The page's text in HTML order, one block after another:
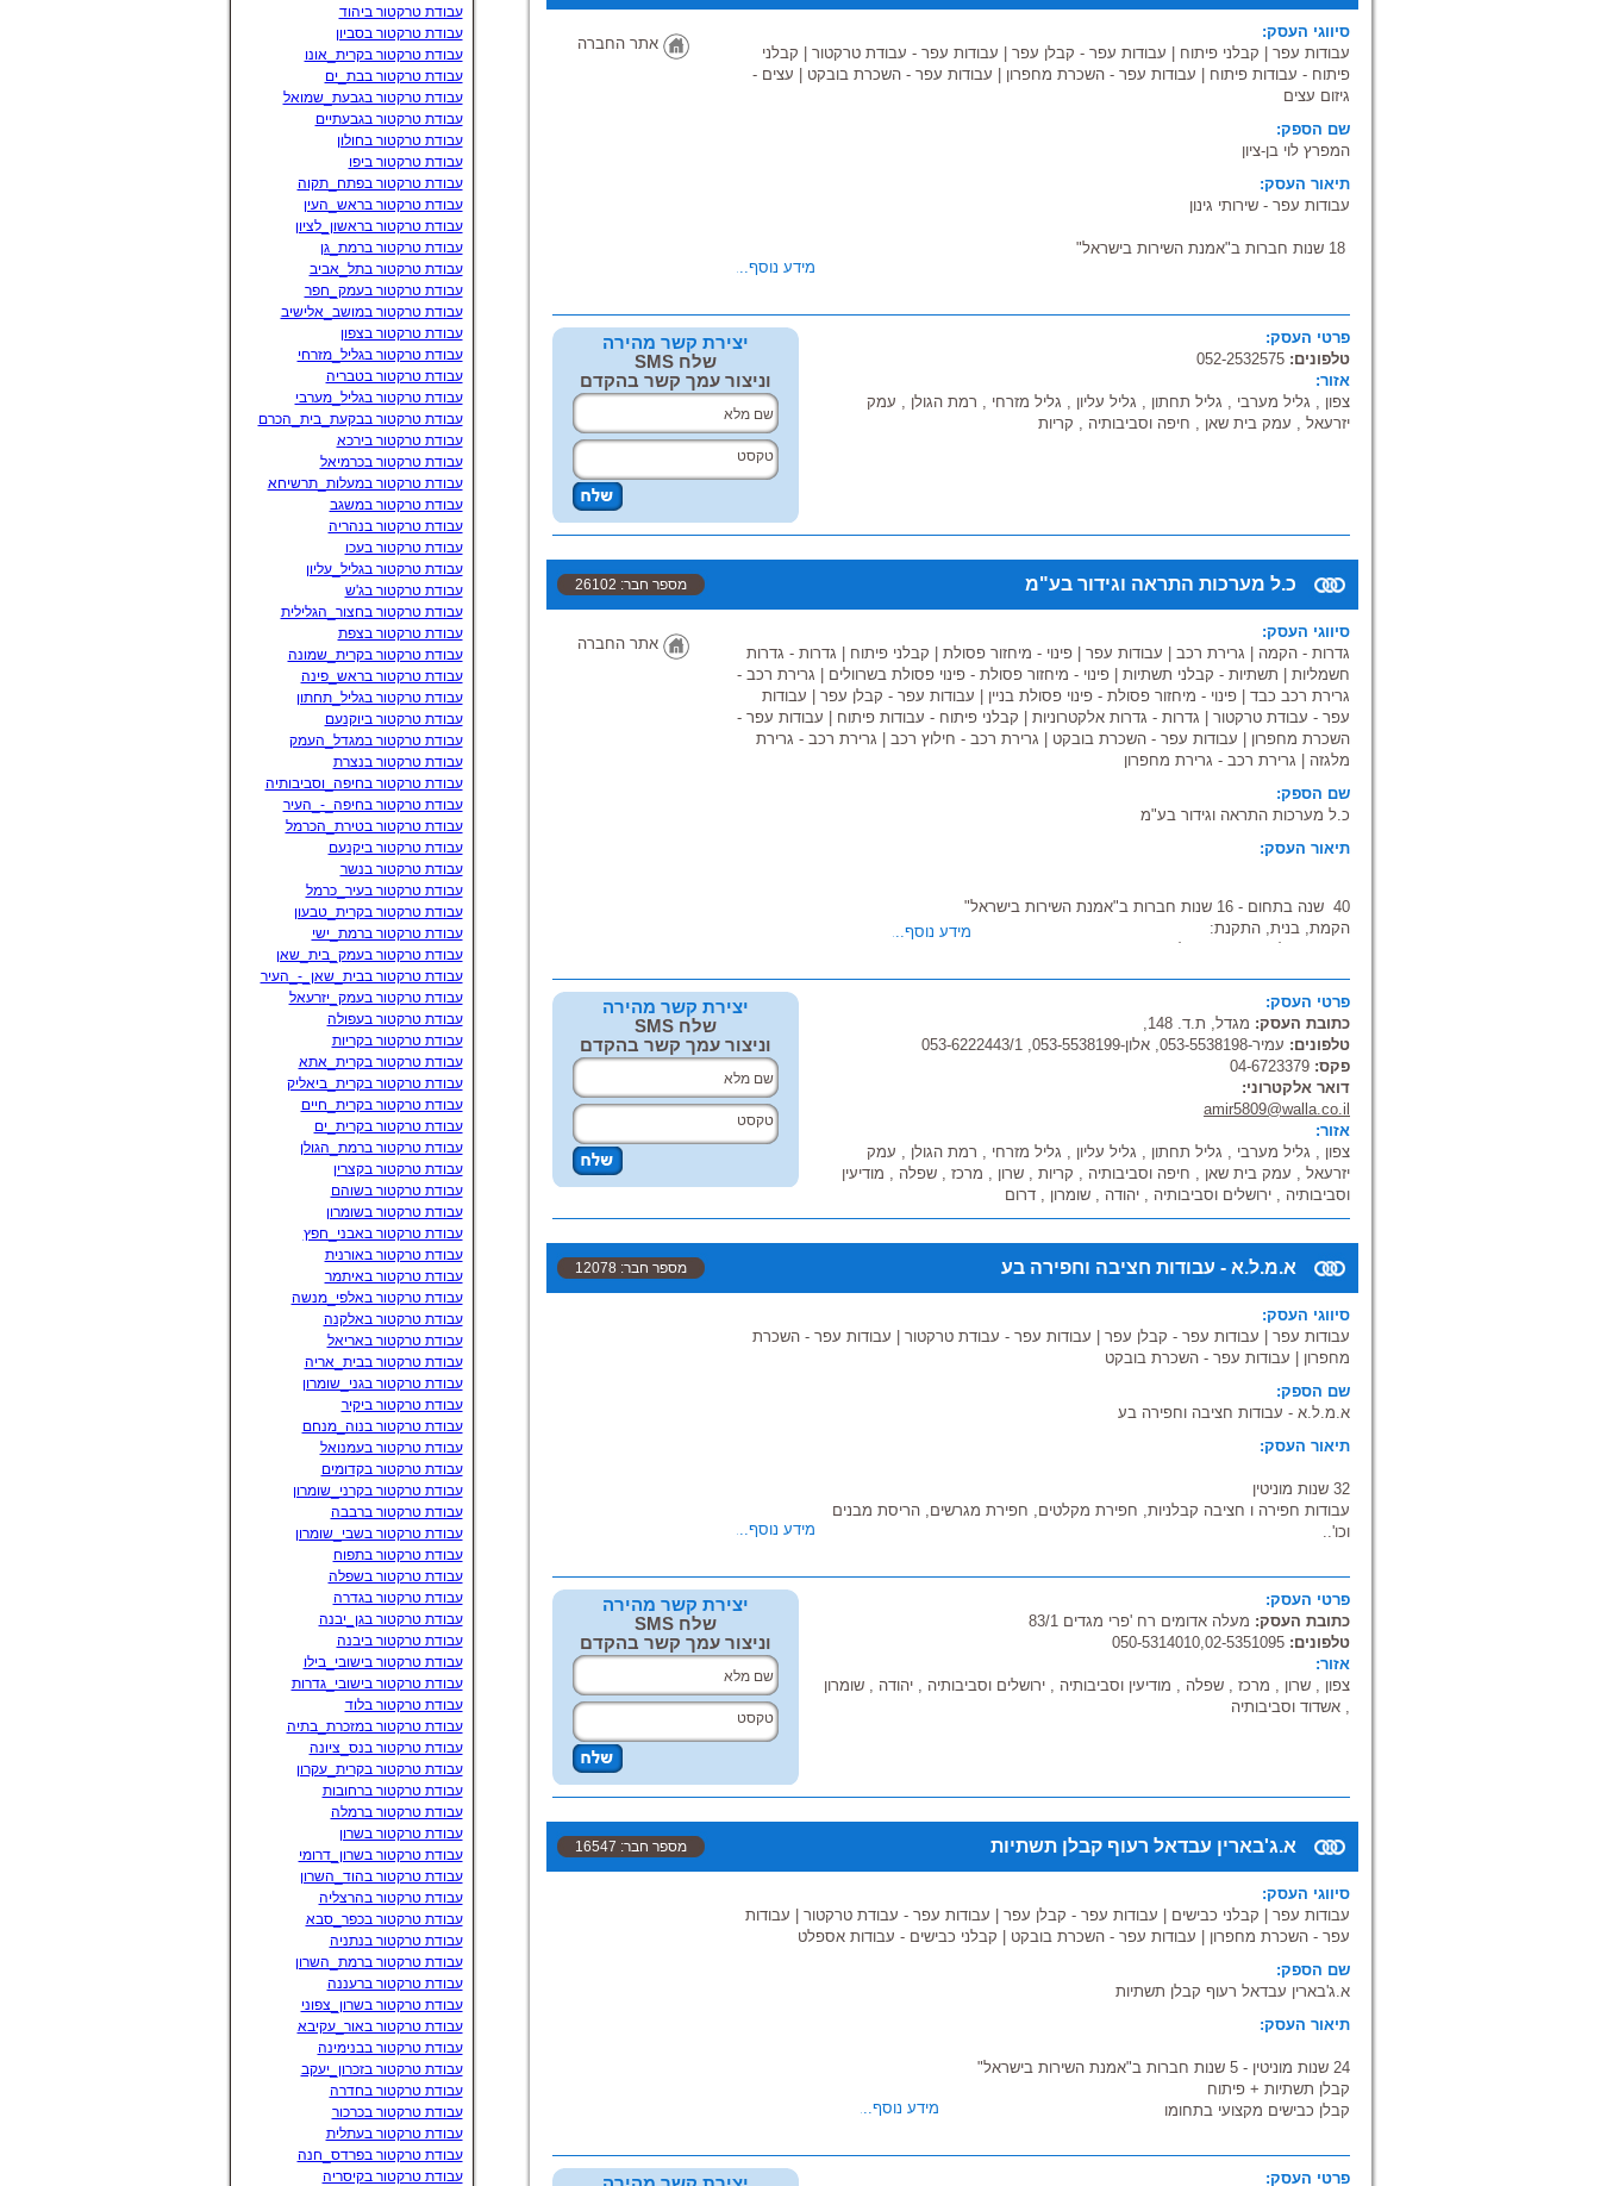
סיווגי העסק:
עבודות עפר
קבלני פיתוח עבודות עפר - קבלן עפר עבודות עפר - עבודת טרקטור
קבלני
פיתוח - עבודות פיתוח
עבודות עפר - השכרת מחפרון עבודות עפר - השכרת בובקט
עצים -
גיזום עצים
שם הספק:
המפרץ לוי בן-ציון
תיאור העסק:
עבודות עפר - שירותי גינון
צפון, גליל עליון, רמת הגולן, גליל מערבי, משגב, גליל תחתון, גליל מזרחי, עמק
יזרעאל, עמק בית שאן, חיפה וסביבותיה, קריות,
מידע נוסף...
אתר החברה
פרטי העסק:
טלפונים: 052-2532575
אזור:
צפון , גליל מערבי , גליל תחתון , גליל עליון , גליל מזרחי , רמת הגולן , עמק
יזרעאל , עמק בית שאן , חיפה וסביבותיה , קריות
יצירת קשר מהירה
שלח SMS
וניצור עמך קשר בהקדם
כ.ל מערכות התראה וגידור בע"מ מספר חבר: 26102
סיווגי העסק:
גדרות - הקמה
גרירת רכב עבודות עפר פינוי - מיחזור פסולת קבלני פיתוח
גדרות - גדרות
חשמליות
תשתיות - קבלני תשתיות פינוי - מיחזור פסולת - פינוי פסולת בשרוולים
גרירת רכב -
גרירת רכב כבד
פינוי - מיחזור פסולת - פינוי פסולת בניין עבודות עפר - קבלן עפר
עבודות
עפר - עבודת טרקטור
גדרות - גדרות אלקטרוניות קבלני פיתוח - עבודות פיתוח
עבודות עפר -
השכרת מחפרון
עבודות עפר - השכרת בובקט גרירת רכב - חילוץ רכב
גרירת רכב - גרירת
מלגזה
גרירת רכב - גרירת מחפרון
שם הספק:
כ.ל מערכות התראה וגידור בע"מ
תיאור העסק:
40 שנה בתחום - 16 שנות חברות ב"אמנת השירות בישראל"
הקמת, בנית, התקנת:
• עבודות עפר
• עבודות פיתוח קלות
• הקמת תשתיות קווי מים
• פינוי פסולת בניין לאתרים מורשים
אזור מתן שרות:
- הקמת גדרות בכל הארץ
- פינוי פסולת וגרירה באזור הצפון
מידע נוסף...
אתר החברה
פרטי העסק:
כתובת העסק: מגדל, ת.ד. 148,
טלפונים: עמיר-053-5538198, אלון-053-5538199, 053-6222443/1
פקס: 04-6723379
דואר אלקטרוני:
amir5809@walla.co.il
אזור:
צפון , גליל מערבי , גליל תחתון , גליל עליון , גליל מזרחי , רמת הגולן , עמק
יזרעאל , עמק בית שאן , חיפה וסביבותיה , קריות , שרון , מרכז , שפלה , מודיעין
וסביבותיה , ירושלים וסביבותיה , יהודה , שומרון , דרום
יצירת קשר מהירה
שלח SMS
וניצור עמך קשר בהקדם
א.מ.ל.א - עבודות חציבה וחפירה בע מספר חבר: 12078
סיווגי העסק:
עבודות עפר
עבודות עפר - קבלן עפר עבודות עפר - עבודת טרקטור
עבודות עפר - השכרת
מחפרון
עבודות עפר - השכרת בובקט
שם הספק:
א.מ.ל.א - עבודות חציבה וחפירה בע
תיאור העסק:
32 שנות מוניטין
עבודות חפירה ו חציבה קבלניות, חפירת מקלטים, חפירת מגרשים, הריסת מבנים
וכו'..
מידע נוסף...
פרטי העסק:
כתובת העסק: מעלה אדומים רח 'פרי מגדים 83/1
טלפונים: 050-5314010,02-5351095
אזור:
צפון , שרון , מרכז , שפלה , מודיעין וסביבותיה , ירושלים וסביבותיה , יהודה , שומרון
, אשדוד וסביבותיה
יצירת קשר מהירה
שלח SMS
וניצור עמך קשר בהקדם
א.ג'בארין עבדאל רעוף קבלן תשתיות מספר חבר: 16547
סיווגי העסק:
עבודות עפר
קבלני כבישים עבודות עפר - קבלן עפר עבודות עפר - עבודת טרקטור
עבודות
עפר - השכרת מחפרון
עבודות עפר - השכרת בובקט
קבלני כבישים - עבודות אספלט
שם הספק:
א.ג'בארין עבדאל רעוף קבלן תשתיות
תיאור העסק:
24 שנות מוניטין - 5 שנות חברות ב"אמנת השירות בישראל"
קבלן תשתיות + פיתוח
קבלן כבישים מקצועי בתחומו
צוות מקצועי ואמין
אנו מתמחים ב- ביצוע עבודות:
מידע נוסף...
פרטי העסק:
עבודת טרקטור ביהוד
עבודת טרקטור בסביון
עבודת טרקטור בקרית_אונו
עבודת טרקטור בבת_ים
עבודת טרקטור בגבעת_שמואל
עבודת טרקטור בגבעתיים
עבודת טרקטור בחולון
עבודת טרקטור ביפו
עבודת טרקטור בפתח_תקוה
עבודת טרקטור בראש_העין
עבודת טרקטור בראשון_לציון
עבודת טרקטור ברמת_גן
עבודת טרקטור בתל_אביב
עבודת טרקטור בעמק_חפר
עבודת טרקטור במושב_אלישיב
עבודת טרקטור בצפון
עבודת טרקטור בגליל_מזרחי
עבודת טרקטור בטבריה
עבודת טרקטור בגליל_מערבי
עבודת טרקטור בבקעת_בית_הכרם
עבודת טרקטור בירכא
עבודת טרקטור בכרמיאל
עבודת טרקטור במעלות_תרשיחא
עבודת טרקטור במשגב
עבודת טרקטור בנהריה
עבודת טרקטור בעכו
עבודת טרקטור בגליל_עליון
עבודת טרקטור בג'ש
עבודת טרקטור בחצור_הגלילית
עבודת טרקטור בצפת
עבודת טרקטור בקרית_שמונה
עבודת טרקטור בראש_פינה
עבודת טרקטור בגליל_תחתון
עבודת טרקטור ביוקנעם
עבודת טרקטור במגדל_העמק
עבודת טרקטור בנצרת
עבודת טרקטור בחיפה_וסביבותיה
עבודת טרקטור בחיפה_-_העיר
עבודת טרקטור בטירת_הכרמל
עבודת טרקטור ביקנעם
עבודת טרקטור בנשר
עבודת טרקטור בעיר_כרמל
עבודת טרקטור בקרית_טבעון
עבודת טרקטור ברמת_ישי
עבודת טרקטור בעמק_בית_שאן
עבודת טרקטור בבית_שאן_-_העיר
עבודת טרקטור בעמק_יזרעאל
עבודת טרקטור בעפולה
עבודת טרקטור בקריות
עבודת טרקטור בקרית_אתא
עבודת טרקטור בקרית_ביאליק
עבודת טרקטור בקרית_חיים
עבודת טרקטור בקרית_ים
עבודת טרקטור ברמת_הגולן
עבודת טרקטור בקצרין
עבודת טרקטור בשוהם
עבודת טרקטור בשומרון
עבודת טרקטור באבני_חפץ
עבודת טרקטור באורנית
עבודת טרקטור באיתמר
עבודת טרקטור באלפי_מנשה
עבודת טרקטור באלקנה
עבודת טרקטור באריאל
עבודת טרקטור בבית_אריה
עבודת טרקטור בגני_שומרון
עבודת טרקטור ביקיר
עבודת טרקטור בנוה_מנחם
עבודת טרקטור בעמנואל
עבודת טרקטור בקדומים
עבודת טרקטור בקרני_שומרון
עבודת טרקטור ברבבה
עבודת טרקטור בשבי_שומרון
עבודת טרקטור בתפוח
עבודת טרקטור בשפלה
עבודת טרקטור בגדרה
עבודת טרקטור בגן_יבנה
עבודת טרקטור ביבנה
עבודת טרקטור בישובי_בילו
עבודת טרקטור בישובי_גדרות
עבודת טרקטור בלוד
עבודת טרקטור במזכרת_בתיה
עבודת טרקטור בנס_ציונה
עבודת טרקטור בקרית_עקרון
עבודת טרקטור ברחובות
עבודת טרקטור ברמלה
עבודת טרקטור בשרון
עבודת טרקטור בשרון_דרומי
עבודת טרקטור בהוד_השרון
עבודת טרקטור בהרצליה
עבודת טרקטור בכפר_סבא
עבודת טרקטור בנתניה
עבודת טרקטור ברמת_השרון
עבודת טרקטור ברעננה
עבודת טרקטור בשרון_צפוני
עבודת טרקטור באור_עקיבא
עבודת טרקטור בבנימינה
עבודת טרקטור בזכרון_יעקב
עבודת טרקטור בחדרה
עבודת טרקטור בכרכור
עבודת טרקטור בעתלית
עבודת טרקטור בפרדס_חנה
עבודת טרקטור בקיסריה